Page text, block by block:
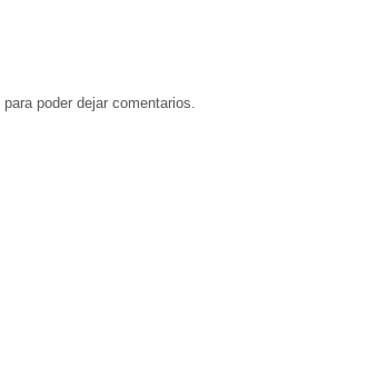
para poder dejar comentarios.